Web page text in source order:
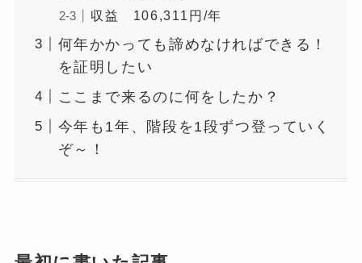
収益 106,311円/年
何年かかっても諦めなければできる！
を証明したい
ここまで来るのに何をしたか？
今年も1年、階段を1段ずつ登っていく
ぞ～！